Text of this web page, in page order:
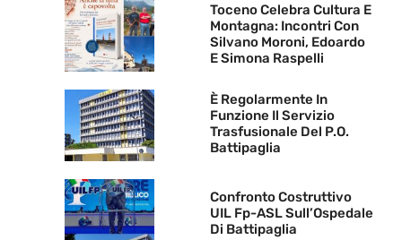
Toceno Celebra Cultura E
Montagna: Incontri Con
Silvano Moroni, Edoardo
E Simona Raspelli
È Regolarmente In
Funzione Il Servizio
Trasfusionale Del P.O.
Battipaglia
Confronto Costruttivo
UIL Fp-ASL Sull’Ospedale
Di Battipaglia